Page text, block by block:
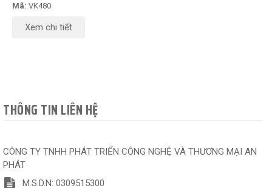
Mã: VK480
Xem chi tiết
THÔNG TIN LIÊN HỆ
CÔNG TY TNHH PHÁT TRIỂN CÔNG NGHỆ VÀ THƯƠNG MẠI AN
PHÁT
M.S.D.N: 0309515300